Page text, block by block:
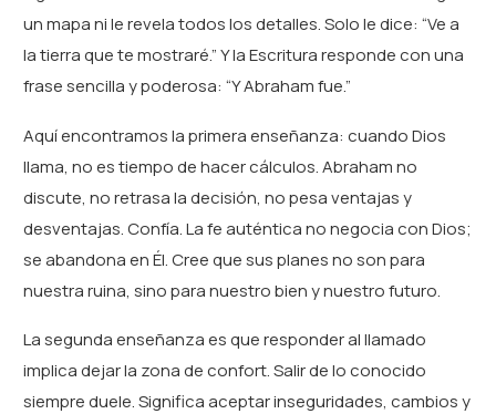
un mapa ni le revelatodos los detalles. Solo le dice: “Ve a
la tierra que te mostraré.” Y la Escritura responde con una
frase sencilla y poderosa: “Y Abraham fue.”
Aquí encontramos la primera enseñanza: cuando Dios
llama, no es tiempo de hacer cálculos. Abraham no
discute, no retrasa la decisión, no pesa ventajas y
desventajas. Confía. La fe auténtica no negocia con Dios;
se abandona en Él. Cree que sus planes no son para
nuestra ruina, sino para nuestro bien y nuestro futuro.
La segunda enseñanza es que responder al llamado
implica dejar la zona de confort. Salir de lo conocido
siempre duele. Significa aceptar inseguridades, cambios y